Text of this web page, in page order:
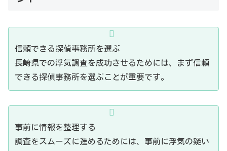
信頼できる探偵事務所を選ぶ
長崎県での浮気調査を成功させるためには、まず信頼
できる探偵事務所を選ぶことが重要です。
事前に情報を整理する
調査をスムーズに進めるためには、事前に浮気の疑い